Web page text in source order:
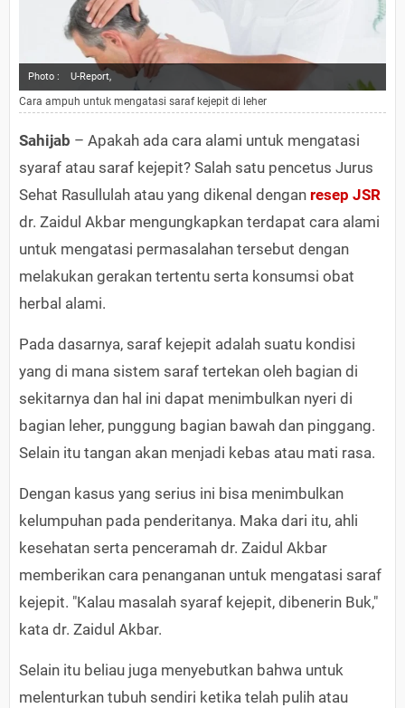
Photo : U-Report,
Cara ampuh untuk mengatasi saraf kejepit di leher
Sahijab – Apakah ada cara alami untuk mengatasi
syaraf atau saraf kejepit? Salah satu pencetus Jurus
Sehat Rasullulah atau yang dikenal dengan resep JSR
dr. Zaidul Akbar mengungkapkan terdapat cara alami
untuk mengatasi permasalahan tersebut dengan
melakukan gerakan tertentu serta konsumsi obat
herbal alami.
Pada dasarnya, saraf kejepit adalah suatu kondisi
yang di mana sistem saraf tertekan oleh bagian di
sekitarnya dan hal ini dapat menimbulkan nyeri di
bagian leher, punggung bagian bawah dan pinggang.
Selain itu tangan akan menjadi kebas atau mati rasa.
Dengan kasus yang serius ini bisa menimbulkan
kelumpuhan pada penderitanya. Maka dari itu, ahli
kesehatan serta penceramah dr. Zaidul Akbar
memberikan cara penanganan untuk mengatasi saraf
kejepit. "Kalau masalah syaraf kejepit, dibenerin Buk,"
kata dr. Zaidul Akbar.
Selain itu beliau juga menyebutkan bahwa untuk
melenturkan tubuh sendiri ketika telah pulih atau